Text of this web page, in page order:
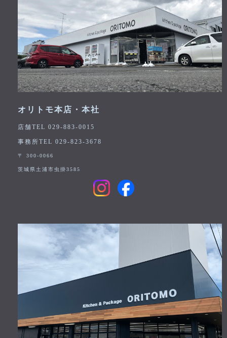
オリトモ本店・本社
店舗TEL 029-883-0015
事務所TEL 029-823-3678
〒 300-0066
茨城県土浦市虫掛3585